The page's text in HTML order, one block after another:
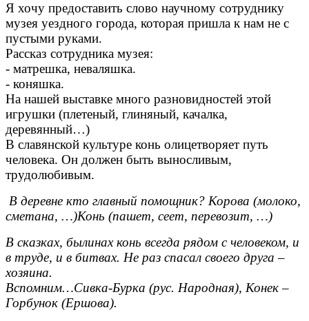
Я хочу предоставить слово научному сотруднику
музея уездного города, которая пришла к нам не с
пустыми руками.
Рассказ сотрудника музея:
- матрешка, неваляшка.
- коняшка.
На нашей выставке много разновидностей этой
игрушки (плетеный, глиняный, качалка,
деревянный…)
В славянской культуре конь олицетворяет путь
человека. Он должен быть выносливым,
трудолюбивым.
В деревне кто главный помощник? Корова (молоко,
сметана, …)Конь (пашет, сеет, перевозит, …)
В сказках, былинах конь всегда рядом с человеком, и
в труде, и в битвах. Не раз спасал своего друга –
хозяина.
Вспомним…Сивка-Бурка (рус. Народная), Конек –
Горбунок (Ершова).